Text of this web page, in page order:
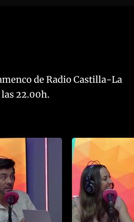
de Radio Castilla-La
22.00h.